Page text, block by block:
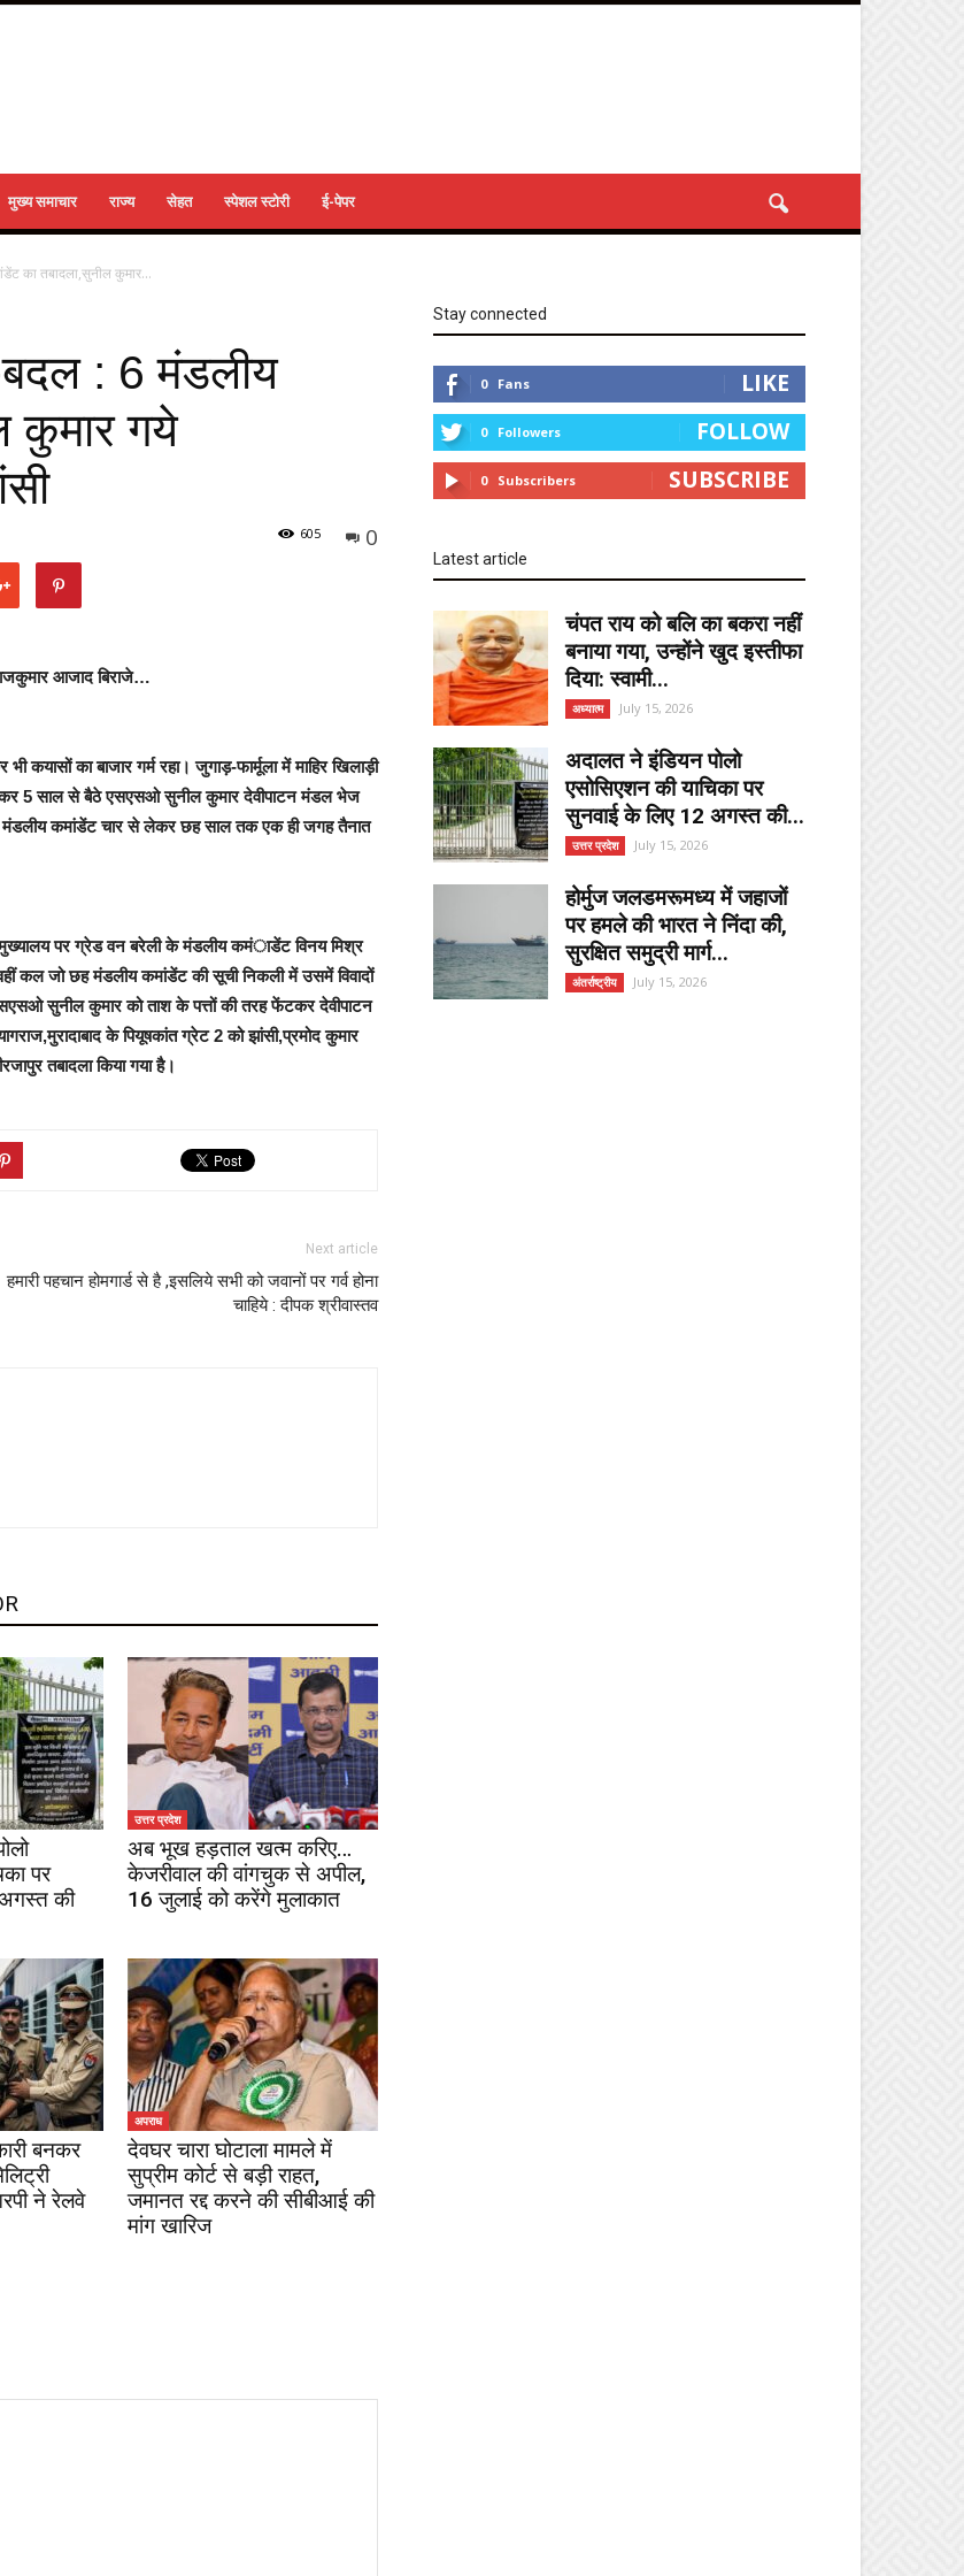
मुख्य समाचार राज्य सेहत स्पेशल स्टोरी ई-पेपर
का तबादला,सुनील कुमार...
बदल : 6 मंडलीय
कुमार गये
0
605
आजाद बिराजे…
कयासों का बाजार गर्म रहा। जुगाड़-फार्मूला में माहिर खिलाड़ी
कर 5 साल से बैठे एसएसओ सुनील कुमार देवीपाटन मंडल भेज
मंडलीय कमांडेंट चार से लेकर छह साल तक एक ही जगह तैनात
पर ग्रेड वन बरेली के मंडलीय कमंाडेंट विनय मिश्र
कल जो छह मंडलीय कमांडेंट की सूची निकली में उसमें विवादों
सुनील कुमार को ताश के पत्तों की तरह फेंटकर देवीपाटन
के पियूषकांत ग्रेट 2 को झांसी,प्रमोद कुमार
तबादला किया गया है।
Next article
हमारी पहचान होमगार्ड से है ,इसलिये सभी को जवानों पर गर्व होना
चाहिये : दीपक श्रीवास्तव
पर
की
उत्तर प्रदेश
अब भूख हड़ताल खत्म करिए…
केजरीवाल की वांगचुक से अपील,
16 जुलाई को करेंगे मुलाकात
बनकर
ने रेलवे
अपराध
देवघर चारा घोटाला मामले में
सुप्रीम कोर्ट से बड़ी राहत,
जमानत रद्द करने की सीबीआई की
मांग खारिज
Stay connected
0 Fans LIKE
0 Followers FOLLOW
0 Subscribers SUBSCRIBE
Latest article
चंपत राय को बलि का बकरा नहीं
बनाया गया, उन्होंने खुद इस्तीफा
दिया: स्वामी...
अध्यात्म July 15, 2026
अदालत ने इंडियन पोलो
एसोसिएशन की याचिका पर
सुनवाई के लिए 12 अगस्त की...
उत्तर प्रदेश July 15, 2026
होर्मुज जलडमरूमध्य में जहाजों
पर हमले की भारत ने निंदा की,
सुरक्षित समुद्री मार्ग...
अंतर्राष्ट्रीय July 15, 2026